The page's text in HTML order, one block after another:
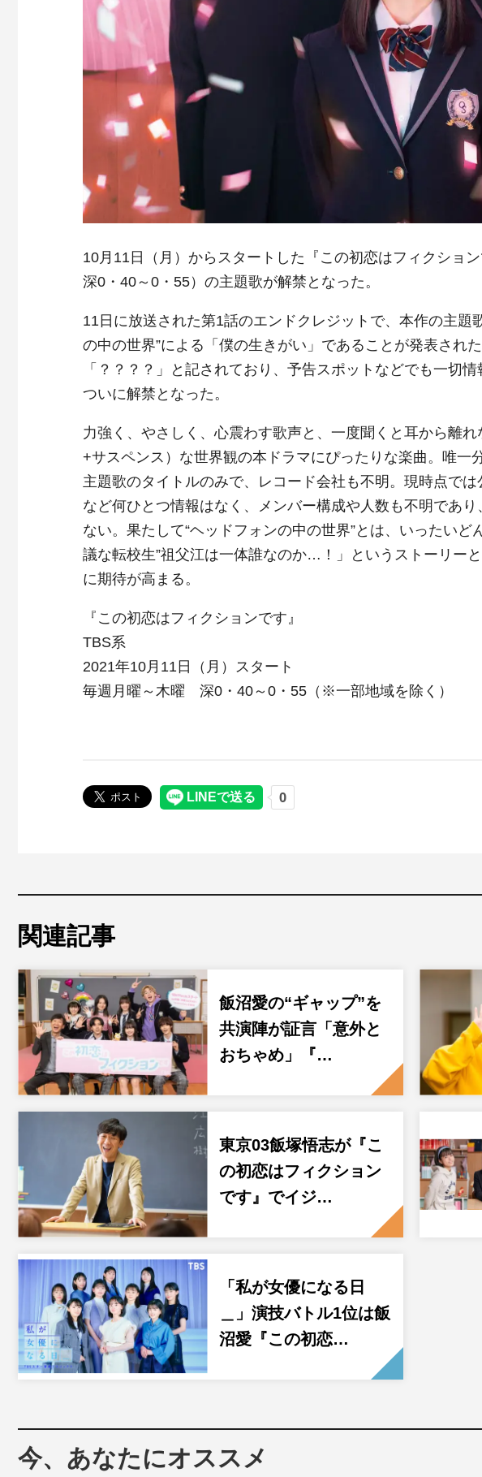
10月11日（月）からスタートした『この初恋はフィクショ
深0・40～0・55）の主題歌が解禁となった。
11日に放送された第1話のエンドクレジットで、本作の主題
の中の世界”による「僕の生きがい」であることが発表され
「？？？？」と記されており、予告スポットなどでも一切
ついに解禁となった。
力強く、やさしく、心震わす歌声と、一度聞くと耳から離
+サスペンス）な世界観の本ドラマにぴったりな楽曲。唯一
主題歌のタイトルのみで、レコード会社も不明。現時点で
など何ひとつ情報はなく、メンバー構成や人数も不明であ
ない。果たして“ヘッドフォンの中の世界”とは、いったいど
議な転校生”祖父江は一体誰なのか…！」というストーリー
に期待が高まる。
『この初恋はフィクションです』
TBS系
2021年10月11日（月）スタート
毎週月曜～木曜 深0・40～0・55（※一部地域を除く）
関連記事
飯沼愛の“ギャップ”を
共演陣が証言「意外と
おちゃめ」『…
東京03飯塚悟志が『こ
の初恋はフィクション
です』でイジ…
「私が女優になる日
＿」演技バトル1位は飯
沼愛『この初恋…
今、あなたにオススメ